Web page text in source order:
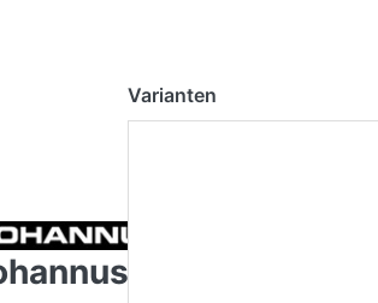
Varianten
Vivaldi 360